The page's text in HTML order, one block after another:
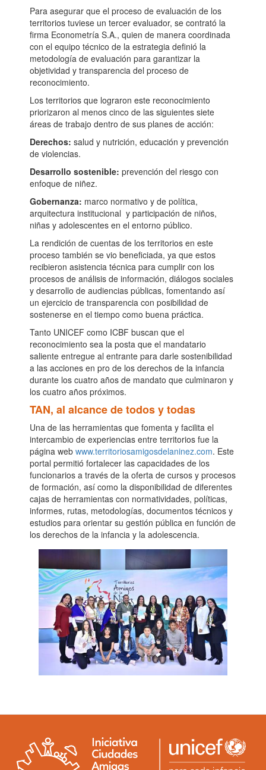
Para asegurar que el proceso de evaluación de los
territorios tuviese un tercer evaluador, se contrató la
firma Econometría S.A., quien de manera coordinada
con el equipo técnico de la estrategia definió la
metodología de evaluación para garantizar la
objetividad y transparencia del proceso de
reconocimiento.
Los territorios que lograron este reconocimiento
priorizaron al menos cinco de las siguientes siete
áreas de trabajo dentro de sus planes de acción:
Derechos: salud y nutrición, educación y prevención
de violencias.
Desarrollo sostenible: prevención del riesgo con
enfoque de niñez.
Gobernanza: marco normativo y de política,
arquitectura institucional y participación de niños,
niñas y adolescentes en el entorno público.
La rendición de cuentas de los territorios en este
proceso también se vio beneficiada, ya que estos
recibieron asistencia técnica para cumplir con los
procesos de análisis de información, diálogos sociales
y desarrollo de audiencias públicas, fomentando así
un ejercicio de transparencia con posibilidad de
sostenerse en el tiempo como buena práctica.
Tanto UNICEF como ICBF buscan que el
reconocimiento sea la posta que el mandatario
saliente entregue al entrante para darle sostenibilidad
a las acciones en pro de los derechos de la infancia
durante los cuatro años de mandato que culminaron y
los cuatro años próximos.
TAN, al alcance de todos y todas
Una de las herramientas que fomenta y facilita el
intercambio de experiencias entre territorios fue la
página web www.territoriosamigosdelaninez.com. Este
portal permitió fortalecer las capacidades de los
funcionarios a través de la oferta de cursos y procesos
de formación, así como la disponibilidad de diferentes
cajas de herramientas con normatividades, políticas,
informes, rutas, metodologías, documentos técnicos y
estudios para orientar su gestión pública en función de
los derechos de la infancia y la adolescencia.